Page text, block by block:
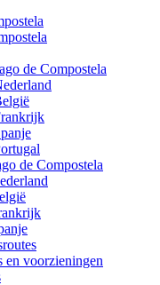
de Compostela
de Compostela
en voorzieningen